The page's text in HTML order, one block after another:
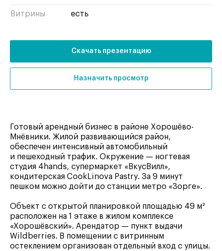
Витрины есть
Скачать презентацию
Назначить просмотр
Готовый арендный бизнес в районе Хорошёво-
Мнёвники. Жилой развивающийся район,
обеспечен интенсивный автомобильный
и пешеходный трафик. Окружение — ногтевая
студия 4hands, супермаркет «ВкусВилл»,
кондитерская CookLinova Pastry. За 9 минут
пешком можно дойти до станции метро «Зорге».
Объект с открытой планировкой площадью 49 м²
расположен на 1 этаже в жилом комплексе
«Хорошёвский». Арендатор — пункт выдачи
Wildberries. В помещении с витринным
остеклением организован отдельный вход с улицы.